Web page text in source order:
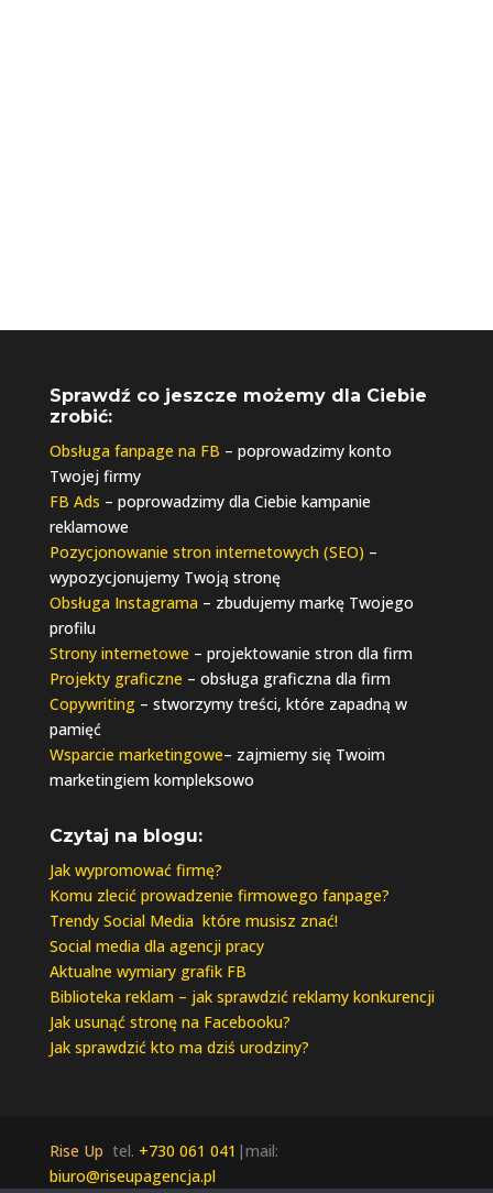
Sprawdź co jeszcze możemy dla Ciebie
zrobić:
Obsługa fanpage na FB – poprowadzimy konto
Twojej firmy
FB Ads – poprowadzimy dla Ciebie kampanie
reklamowe
Pozycjonowanie stron internetowych (SEO) –
wypozycjonujemy Twoją stronę
Obsługa Instagrama– zbudujemy markę Twojego
profilu
Strony internetowe – projektowanie stron dla firm
Projekty graficzne – obsługa graficzna dla firm
Copywriting– stworzymy treści, które zapadną w
pamięć
Wsparcie marketingowe– zajmiemy się Twoim
marketingiem kompleksowo
Czytaj na blogu:
Jak wypromować firmę?
Komu zlecić prowadzenie firmowego fanpage?
Trendy Social Media które musisz znać!
Social media dla agencji pracy
Aktualne wymiary grafik FB
Biblioteka reklam – jak sprawdzić reklamy konkurencji
Jak usunąć stronę na Facebooku?
Jak sprawdzić kto ma dziś urodziny?
Rise Up tel. +730 061 041 |mail:
biuro@riseupagencja.pl